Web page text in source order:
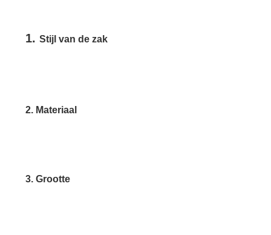
1. Stijl van de zak
2. Materiaal
3. Grootte